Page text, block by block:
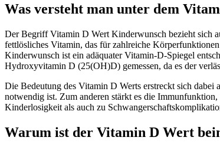
Was versteht man unter dem
Der Begriff Vitamin D Wert Kinderwunsch bezieht sich
fettlösliches Vitamin, das für zahlreiche
Kinderwunsch ist ein adäquater Vitamin-D-Spiegel
Hydroxyvitamin D (25(OH)D) gemessen, da es der
Die Bedeutung des Vitamin D Werts erstreckt sich
notwendig ist. Zum anderen stärkt es die
Kinderlosigkeit als auch zu
Warum ist der Vitamin D Wert